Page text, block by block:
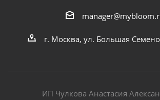
г. Москва, ул. Большая
ИП Чулкова Анастасия